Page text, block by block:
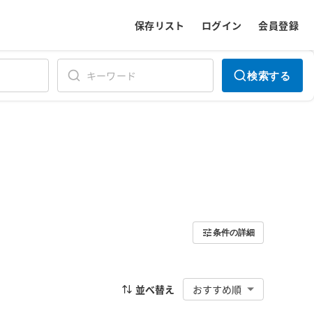
保存リスト ログイン 会員登録
検索する
条件の詳細
並べ替え おすすめ順